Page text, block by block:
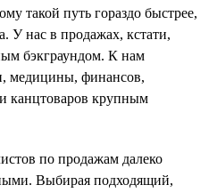
такой путь гораздо быстрее,
У нас в продажах, кстати,
бэкграундом. К нам
медицины, финансов,
канцтоваров крупным
по продажам далеко
Выбирая подходящий,